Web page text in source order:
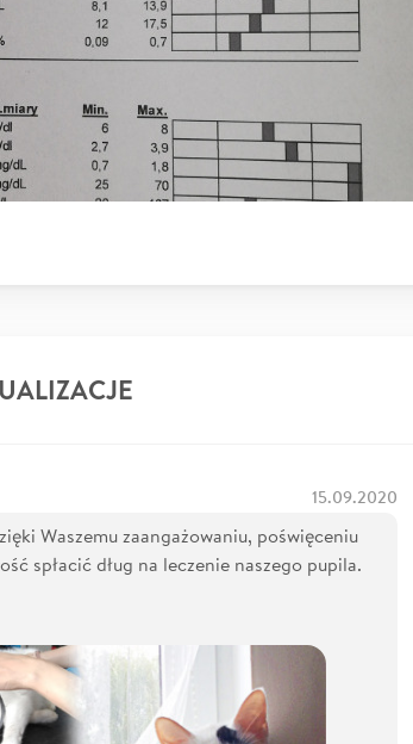
15.09.2020
Waszemu zaangażowaniu, poświęceniu
spłacić dług na leczenie naszego pupila.